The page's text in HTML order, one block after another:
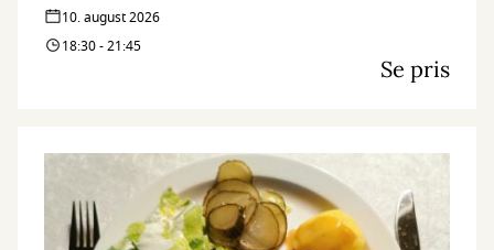
10. august 2026
18:30 - 21:45
Se pris